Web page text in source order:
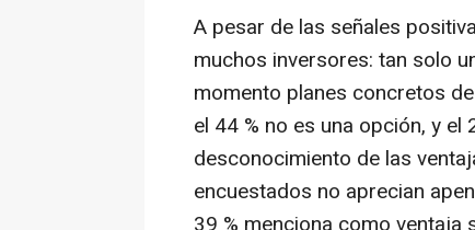
A pesar de las señales
muchos inversores: tan solo
momento planes concretos
el 44 % no es una opción, y
desconocimiento de las
encuestados no aprecian